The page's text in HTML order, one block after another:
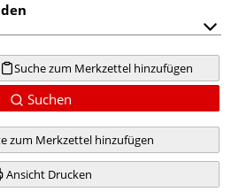
Suche zum Merkzettel hinzufügen
Suchen
zum Merkzettel hinzufügen
Ansicht Drucken